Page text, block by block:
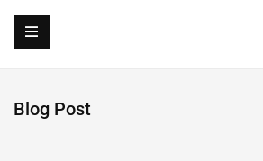
Blog Post